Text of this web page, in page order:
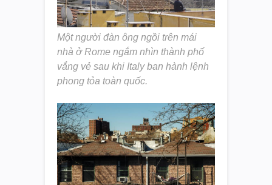
Một người đàn ông ngồi trên mái
nhà ở Rome ngắm nhìn thành phố
vắng vẻ sau khi Italy ban hành lệnh
phong tỏa toàn quốc.